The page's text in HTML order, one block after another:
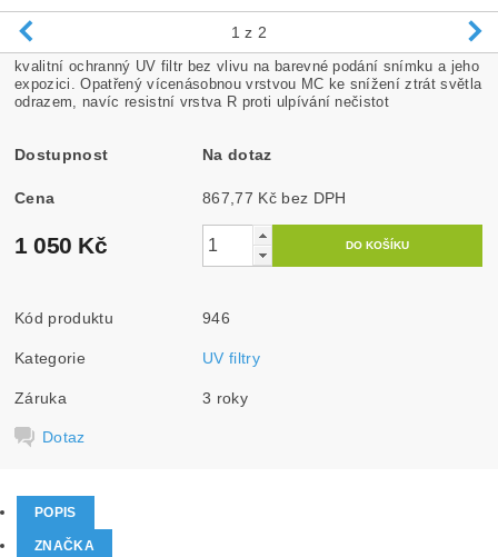
1 z 2
kvalitní ochranný UV filtr bez vlivu na barevné podání snímku a jeho
expozici. Opatřený vícenásobnou vrstvou MC ke snížení ztrát světla
odrazem, navíc resistní vrstva R proti ulpívání nečistot
Dostupnost Na dotaz
Cena 867,77 Kč bez DPH
1 050 Kč
Kód produktu 946
Kategorie UV filtry
Záruka 3 roky
Dotaz
POPIS
ZNAČKA